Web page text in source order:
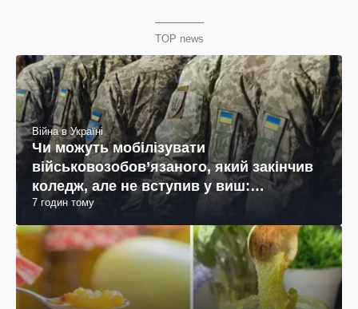
TOP news
Війна в Україні
Чи можуть мобілізувати
військовозобов’язаного, який закінчив
коледж, але не вступив у виш:
пояснення юриста
7 годин тому